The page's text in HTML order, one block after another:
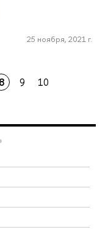
25 ноября, 2021 г.
8 9 10